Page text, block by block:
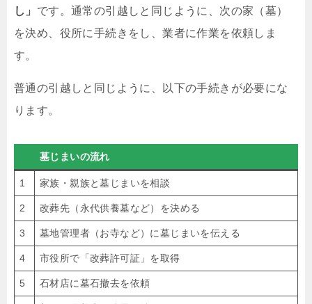
し」 です。通常の引越しと同じように、次の家（墓）
を決め、役所に手続きをし、業者に作業を依頼しま
す。
普通の引越しと同じように、以下の手続きが必要にな
ります。
墓じまいの流れ
1 家族・親族と墓じまいを相談
2 改葬先（永代供養墓など）を決める
3 墓地管理者（お寺など）に墓じまいを伝える
4 市役所で「改葬許可証」を取得
5 石材店に墓石撤去を依頼